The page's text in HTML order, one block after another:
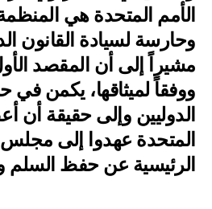
الأمم المتحدة هي المنظمة
وحارسة لسيادة القانون
مشيراً إلى أن المقصد
ووفقاً لميثاقها، يكمن
الدوليين وإلى حقيقة أن
المتحدة عهدوا إلى مجلس
الرئيسية عن حفظ السلم